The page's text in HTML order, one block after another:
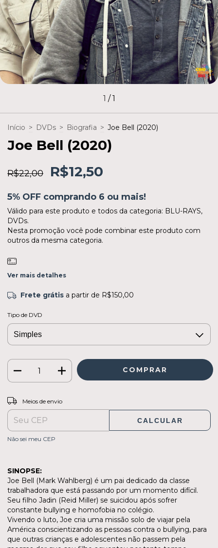
1 /1
Início > DVDs > Biografia > Joe Bell (2020)
Joe Bell (2020)
R$22,00 R$12,50
5% OFF comprando 6 ou mais!
Válido para este produto e todos da categoria: BLU-RAYS,
DVDs.
Nesta promoção você pode combinar este produto com
outros da mesma categoria.
Ver mais detalhes
Frete grátis a partir de R$150,00
Tipo de DVD
Entregas para o CEP:
Meios de envio
CALCULAR
Não sei meu CEP
SINOPSE:
Joe Bell (Mark Wahlberg) é um pai dedicado da classe
trabalhadora que está passando por um momento difícil.
Seu filho Jadin (Reid Miller) se suicidou após sofrer
constante bullying e homofobia no colégio.
Vivendo o luto, Joe cria uma missão solo de viajar pela
América conscientizando as pessoas contra o bullying, para
que outras crianças e adolescentes não passem pela